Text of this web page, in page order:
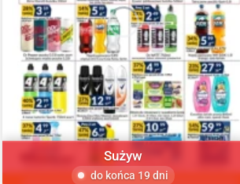
Sużyw
do końca 19 dni